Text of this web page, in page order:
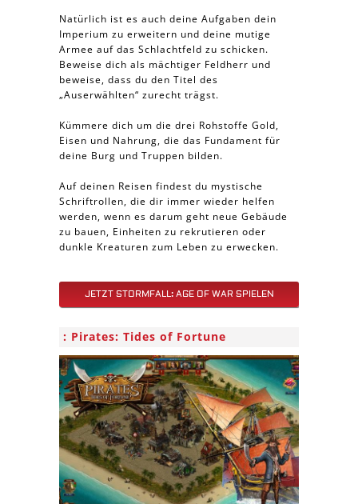
Natürlich ist es auch deine Aufgaben dein
Imperium zu erweitern und deine mutige
Armee auf das Schlachtfeld zu schicken.
Beweise dich als mächtiger Feldherr und
beweise, dass du den Titel des
„Auserwählten“ zurecht trägst.
Kümmere dich um die drei Rohstoffe Gold,
Eisen und Nahrung, die das Fundament für
deine Burg und Truppen bilden.
Auf deinen Reisen findest du mystische
Schriftrollen, die dir immer wieder helfen
werden, wenn es darum geht neue Gebäude
zu bauen, Einheiten zu rekrutieren oder
dunkle Kreaturen zum Leben zu erwecken.
JETZT STORMFALL: AGE OF WAR SPIELEN
Pirates: Tides of Fortune